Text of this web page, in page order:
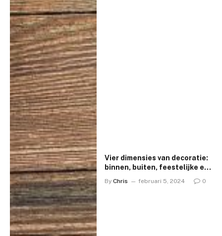
Vier dimensies van decoratie:
binnen, buiten, feestelijke en
By Chris februari 5, 2024 0